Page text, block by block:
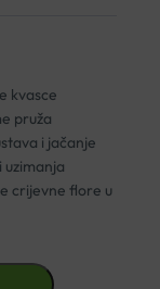
kvasce
pruža
i jačanje
uzimanja
crijevne flore u